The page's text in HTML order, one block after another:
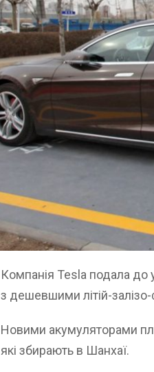
Компанія Tesla подала до
з дешевшими літій-
Новими акумуляторами
які збирають в Шанхаї.